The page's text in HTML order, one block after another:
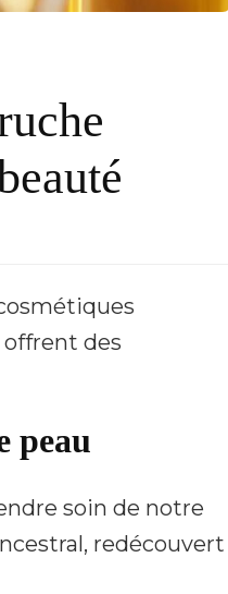
offrent des
peau
soin de notre
redécouvert